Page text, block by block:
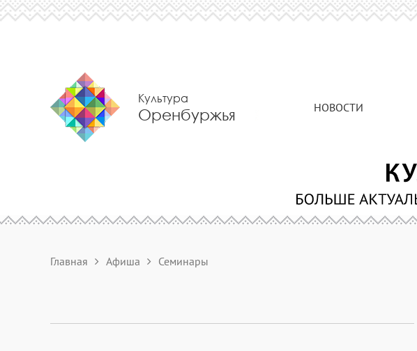
Культура
Оренбуржья НОВОСТИ
Главная Афиша Семинары